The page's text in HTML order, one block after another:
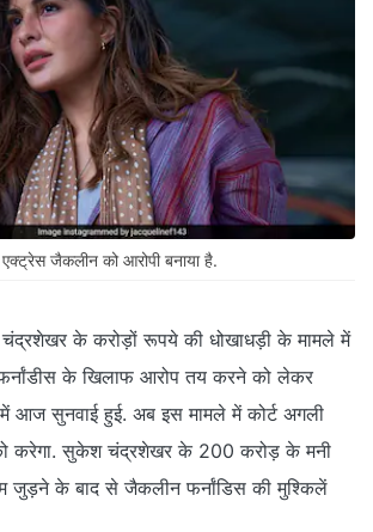
जैकलीन को आरोपी बनाया है.
के करोड़ों रूपये की धोखाधड़ी के मामले में
के खिलाफ आरोप तय करने को लेकर
में आज सुनवाई हुई. अब इस मामले में कोर्ट अगली
करेगा. सुकेश चंद्रशेखर के 200 करोड़ के मनी
जुड़ने के बाद से जैकलीन फर्नांडिस की मुश्किलें